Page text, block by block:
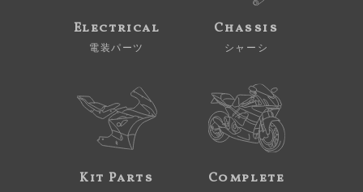
Electrical
電装パーツ
Chassis
シャーシ
Kit Parts Complete